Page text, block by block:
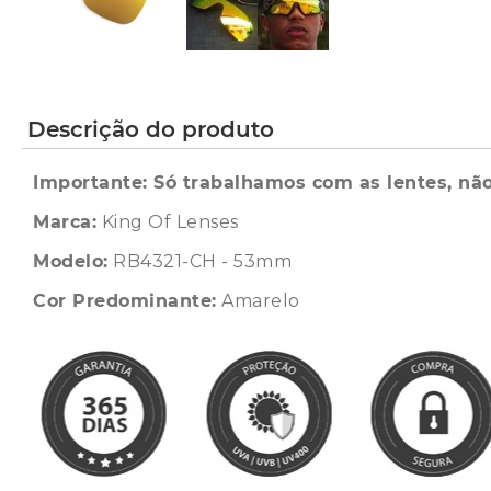
Descrição do produto
Importante: Só trabalhamos com as lentes,
Marca: King Of Lenses
Modelo: RB4321-CH - 53mm
Cor Predominante: Amarelo